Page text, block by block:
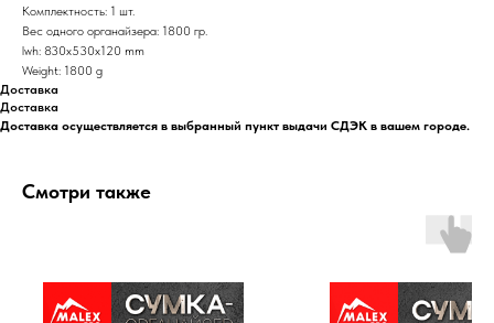
Комплектность: 1 шт.
Вес одного органайзера: 1800 гр.
lwh: 830x530x120 mm
Weight: 1800 g
Доставка
Доставка
Доставка осуществляется в выбранный пункт выдачи СДЭК в вашем городе.
Смотри также